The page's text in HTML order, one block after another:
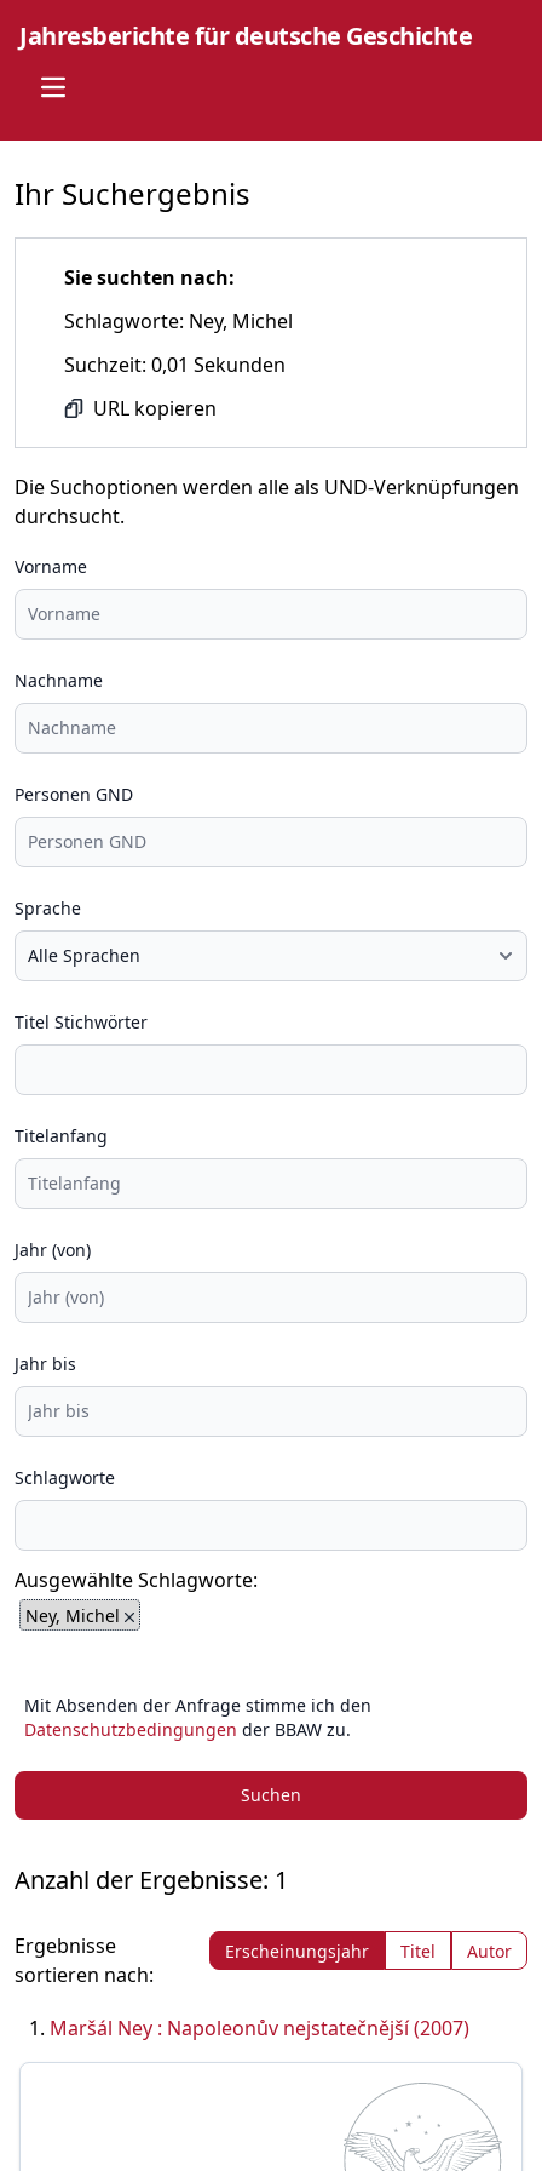
Jahresberichte für deutsche Geschichte
Open main menu
Ihr Suchergebnis
Sie suchten nach:
Schlagworte: Ney, Michel
Suchzeit: 0,01 Sekunden
URL kopieren
Die Suchoptionen werden alle als UND-Verknüpfungen
durchsucht.
Vorname
Nachname
Personen GND
Sprache
Titel Stichwörter
Titelanfang
Jahr (von)
Jahr bis
Schlagworte
Ausgewählte Schlagworte:
Ney, Michel
Mit Absenden der Anfrage stimme ich den
Datenschutzbedingungen der BBAW zu.
Suchen
Anzahl der Ergebnisse: 1
Ergebnisse
sortieren nach:
Erscheinungsjahr Titel Autor
Maršál Ney : Napoleonův nejstatečnější (2007)